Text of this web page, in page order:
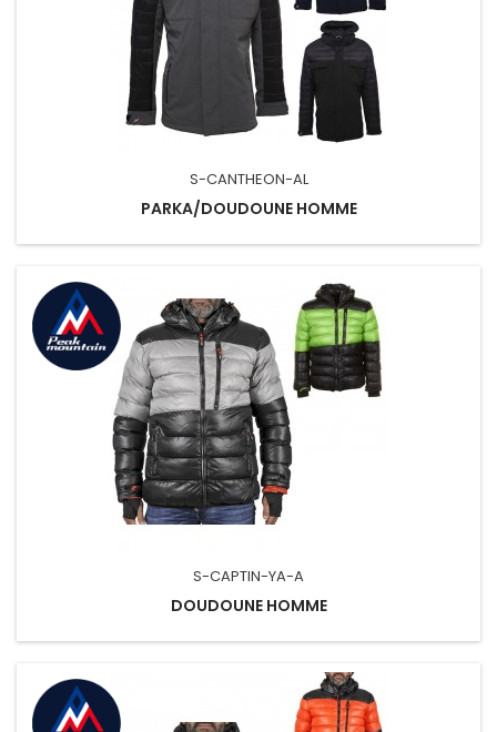
S-CANTHEON-AL
PARKA/DOUDOUNE HOMME
S-CAPTIN-YA-A
DOUDOUNE HOMME